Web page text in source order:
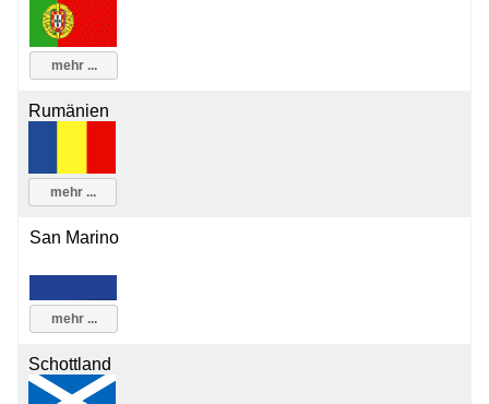
mehr ...
Rumänien
mehr ...
San Marino
mehr ...
Schottland